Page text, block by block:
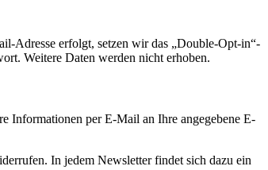
Adresse erfolgt, setzen wir das „Double-Opt-in“-
Weitere Daten werden nicht erhoben.
Informationen per E-Mail an Ihre angegebene E-
In jedem Newsletter findet sich dazu ein